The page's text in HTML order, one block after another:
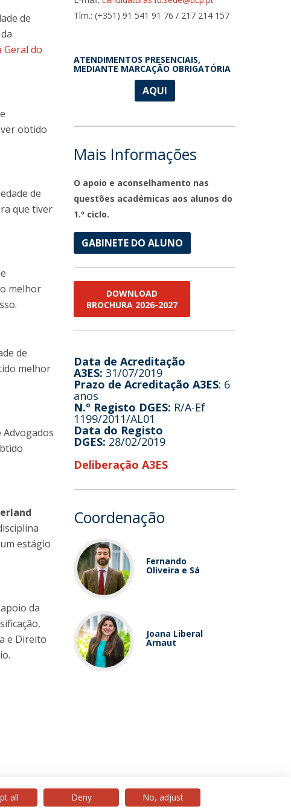
de
Geral do
obtido
de
que tiver
melhor
de
melhor
estágio
da
e Direito
Tlm.: (+351) 91 541 91 76 / 217 214 157
ATENDIMENTOS PRESENCIAIS,
MEDIANTE MARCAÇÃO OBRIGATÓRIA
AQUI
Mais Informações
O apoio e aconselhamento nas
questões académicas aos alunos do
1.º ciclo.
GABINETE DO ALUNO
DOWNLOAD
BROCHURA 2026-2027
Data de Acreditação
A3ES:31/07/2019
Prazo de Acreditação A3ES: 6
anos
N.º Registo DGES: R/A-Ef
1199/2011/AL01
Data do Registo
DGES: 28/02/2019
Deliberação A3ES
Coordenação
Fernando
Oliveira e Sá
Joana Liberal
Arnaut
all Deny No, adjust